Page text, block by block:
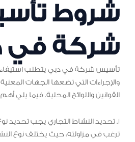
شروط
شركة في
تأسيس شركة في دبي يتطلب
والإجراءات التي تضعها الجهات
القوانين واللوائح المحلية. فيما يلي
1. تحديد النشاط التجاري يجب تحديد
ترغب في مزاولته، حيث يختلف نوع